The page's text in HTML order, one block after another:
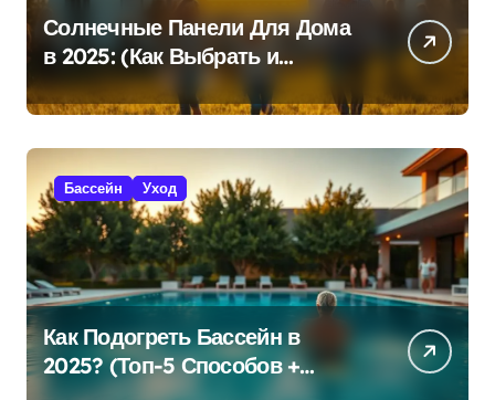
Солнечные Панели Для Дома
в 2025: (Как Выбрать и
Сэкономить?)
Бассейн Уход
Как Подогреть Бассейн в
2025? (Топ-5 Способов +
Экономия!)